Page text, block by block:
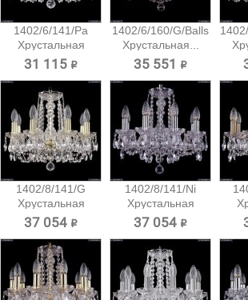
1402/6/141/Pa
Хрустальная
подвесная...
31 115 ₽
1402/6/160/G/Balls
Хрустальная...
35 551 ₽
1402/8/141/G
Хрустальная
подвесная...
37 054 ₽
1402/8/141/Ni
Хрустальная
подвесная...
37 054 ₽